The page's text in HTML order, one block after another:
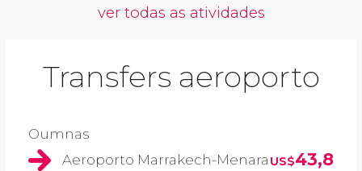
ver todas as atividades
Transfers aeroporto
Oumnas
Aeroporto Marrakech-Menara US$43,8